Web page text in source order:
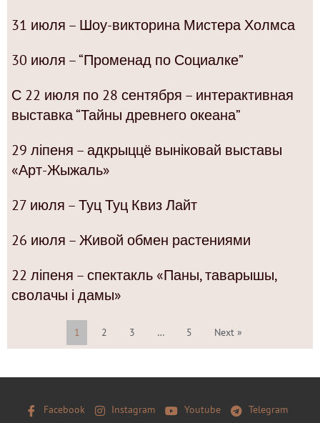
31 июля – Шоу-викторина Мистера Холмса
30 июля – “Променад по Социалке”
С 22 июля по 28 сентября – интерактивная
выставка “Тайны древнего океана”
29 ліпеня – адкрыццё выніковай выставы
«Арт-Жыжаль»
27 июля – Туц Туц Квиз Лайт
26 июля – Живой обмен растениями
22 ліпеня – спектакль «Паны, таварышы,
сволачы і дамы»
1 2 3 … 5 Next »
Facebook Instagram Youtube Telegram